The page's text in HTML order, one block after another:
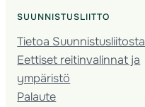
SUUNNISTUSLIITTO
Tietoa Suunnistusliitosta
Eettiset reitinvalinnat ja
ympäristö
Palaute